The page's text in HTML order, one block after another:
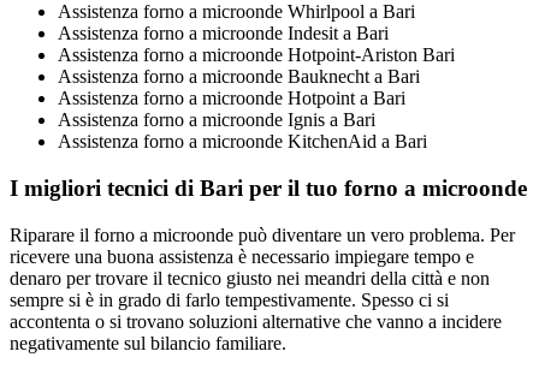
Assistenza forno a microonde Whirlpool a Bari
Assistenza forno a microonde Indesit a Bari
Assistenza forno a microonde Hotpoint-Ariston Bari
Assistenza forno a microonde Bauknecht a Bari
Assistenza forno a microonde Hotpoint a Bari
Assistenza forno a microonde Ignis a Bari
Assistenza forno a microonde KitchenAid a Bari
I migliori tecnici di Bari per il tuo forno a microonde
Riparare il forno a microonde può diventare un vero problema. Per
ricevere una buona assistenza è necessario impiegare tempo e
denaro per trovare il tecnico giusto nei meandri della città e non
sempre si è in grado di farlo tempestivamente. Spesso ci si
accontenta o si trovano soluzioni alternative che vanno a incidere
negativamente sul bilancio familiare.